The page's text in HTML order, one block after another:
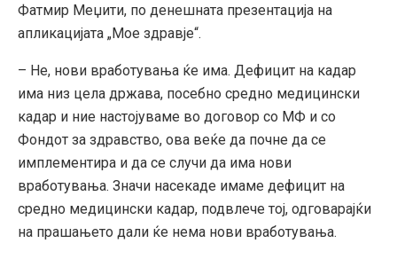
Фатмир Меџити, по денешната презентација на
апликацијата „Мое здравје“.
– Не, нови вработувања ќе има. Дефицит на кадар
има низ цела држава, посебно средно медицински
кадар и ние настојуваме во договор со МФ и со
Фондот за здравство, ова веќе да почне да се
имплементира и да се случи да има нови
вработувања. Значи насекаде имаме дефицит на
средно медицински кадар, подвлече тој, одговарајќи
на прашањето дали ќе нема нови вработувања.